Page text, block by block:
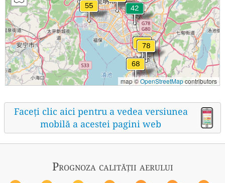
map ©OpenStreetMapcontributors
Faceți clic aici pentru a vedea versiunea
mobilă a acestei pagini web
Prognoza calității aerului